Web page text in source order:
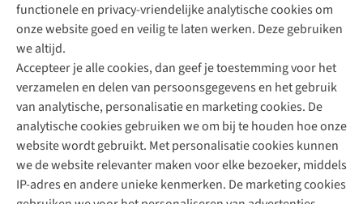
functionele en privacy-vriendelijke analytische cookies om
onze website goed en veilig te laten werken. Deze gebruiken
we altijd.
Accepteer je alle cookies, dan geef je toestemming voor het
verzamelen en delen van persoonsgegevens en het gebruik
van analytische, personalisatie en marketing cookies. De
analytische cookies gebruiken we om bij te houden hoe onze
website wordt gebruikt. Met personalisatie cookies kunnen
we de website relevanter maken voor elke bezoeker, middels
IP-adres en andere unieke kenmerken. De marketing cookies
Direct advies van een Buitenexpert
+31 (0)85 888 50 88
+31 6 12 28 49 80
Contactformulier